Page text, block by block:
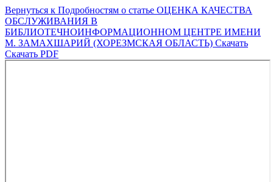
Вернуться к Подробностям о статье ОЦЕНКА КАЧЕСТВА
ОБСЛУЖИВАНИЯ В
БИБЛИОТЕЧНОИНФОРМАЦИОННОМ ЦЕНТРЕ ИМЕНИ
М. ЗАМАХШАРИЙ (ХОРЕЗМСКАЯ ОБЛАСТЬ) Скачать
Скачать PDF